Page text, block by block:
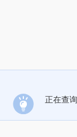
正在查